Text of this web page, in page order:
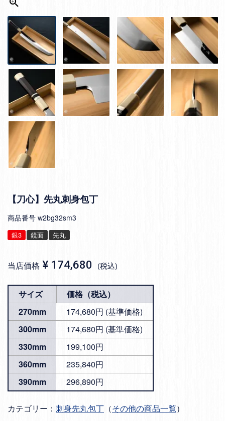
【刀心】先丸刺身包丁
商品番号 w2bg32sm3
銀3 鏡面 先丸
当店価格 ¥ 174,680 税込
サイズ
価格（税込）
270mm
174,680円 (基準価格)
300mm
174,680円 (基準価格)
330mm
199,100円
360mm
235,840円
390mm
296,890円
カテゴリー： 刺身先丸包丁 （その他の商品一覧）